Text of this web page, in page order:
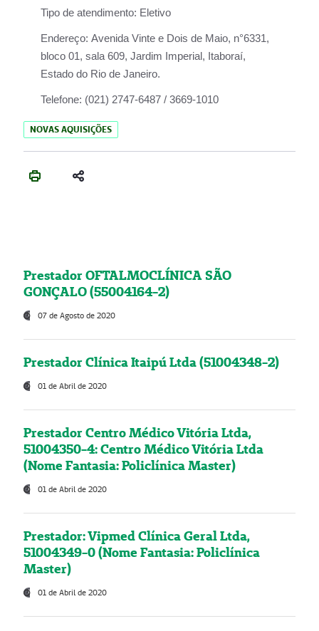
Tipo de atendimento: Eletivo
Endereço: Avenida Vinte e Dois de Maio, n°6331,
bloco 01, sala 609, Jardim Imperial, Itaboraí,
Estado do Rio de Janeiro.
Telefone: (021) 2747-6487 / 3669-1010
NOVAS AQUISIÇÕES
Prestador OFTALMOCLÍNICA SÃO
GONÇALO (55004164-2)
07 de Agosto de 2020
Prestador Clínica Itaipú Ltda (51004348-2)
01 de Abril de 2020
Prestador Centro Médico Vitória Ltda,
51004350-4: Centro Médico Vitória Ltda
(Nome Fantasia: Policlínica Master)
01 de Abril de 2020
Prestador: Vipmed Clínica Geral Ltda,
51004349-0 (Nome Fantasia: Policlínica
Master)
01 de Abril de 2020